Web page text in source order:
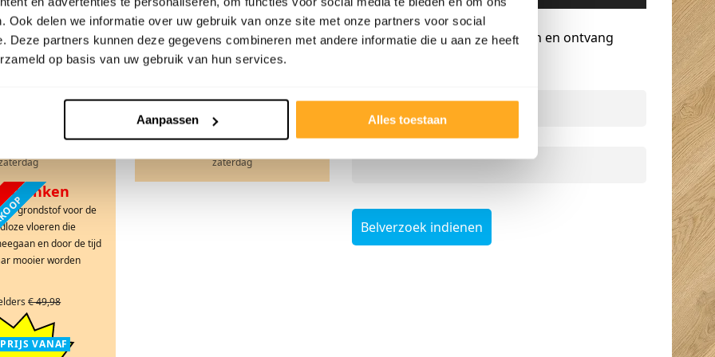
Ook delen we informatie over uw gebruik van onze site met onze partners voor social
Deze partners kunnen deze gegevens combineren met andere informatie die u aan ze heeft
op basis van uw gebruik van hun services.
Aanpassen Alles toestaan
€ 24,98
VANAF
8,98
Prijs elders € 24,98
ACTIEPRIJS VANAF
€ 9,98
€ 12,08 incl. btw.
zaterdag
planken
de grondstof voor de
vloeren die
en door de tijd
mooier worden
€ 49,98
VANAF
Gratis advies op maat
Vraag een terugbelverzoek aan en ontvang
Telefoonnummer*
Belverzoek indienen